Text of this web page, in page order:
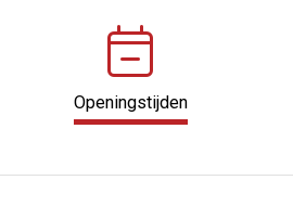
Openingstijden